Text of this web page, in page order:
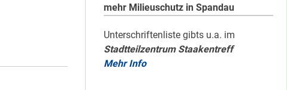
mehr Milieuschutz in Spandau
Unterschriftenliste gibts u.a. im
Stadtteilzentrum Staakentreff
Mehr Info
Staaken: Immer
schön sauber
halten!